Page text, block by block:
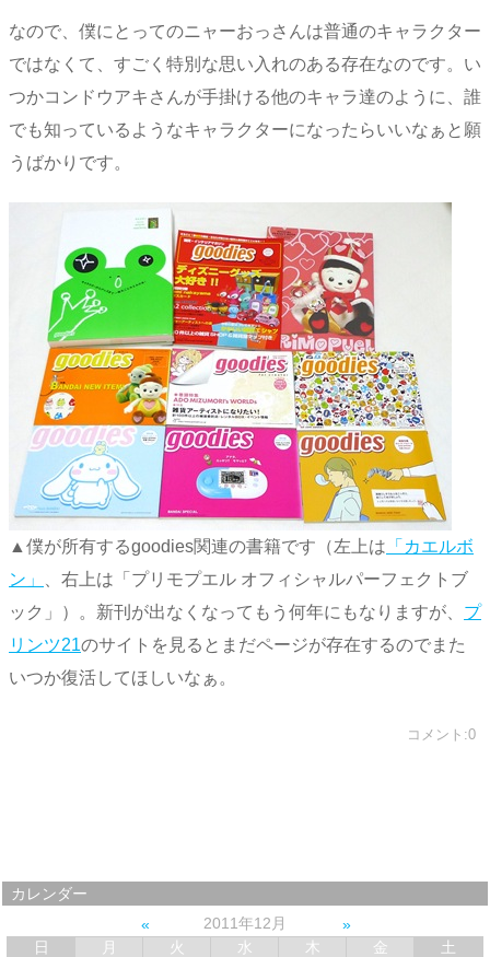
なので、僕にとってのニャーおっさんは普通のキャラクター
ではなくて、すごく特別な思い入れのある存在なのです。い
つかコンドウアキさんが手掛ける他のキャラ達のように、誰
でも知っているようなキャラクターになったらいいなぁと願
うばかりです。
▲僕が所有するgoodies関連の書籍です（左上は 「カエルボ
ン」
、右上は「プリモプエル オフィシャルパーフェクトブ
ック」）。新刊が出なくなってもう何年にもなりますが、 プ
リンツ21のサイトを見るとまだページが存在するのでまた
いつか復活してほしいなぁ。
コメント:0
カレンダー
2011年12月
日
月 火 水 木 金
土